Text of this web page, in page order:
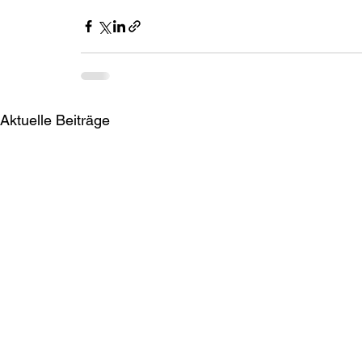
Aktuelle Beiträge